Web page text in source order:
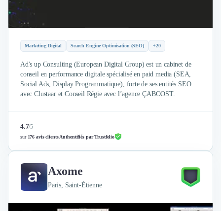
Réalité Virtuelle (VR)
Bureaux d'Entreprise
Impression
Traduction
Traiteur & Restauration
Conception & Aménagement de Bureaux
Développement à l'international
Accélérateurs et incubateurs
Autres
Réhabilitation et maintenance
Gestion Immobilière
Logiciel PropTech
Courtage en Energie
Marketing Digital Search Engine Optimisation (SEO) +20
Ad's up Consulting (European Digital Group) est un cabinet de
conseil en performance digitale spécialisé en paid media (SEA,
Social Ads, Display Programmatique), forte de ses entités SEO
avec Clustaar et Conseil Régie avec l’agence ÇABOOST.
4.7/5
sur 176 avis clients Authentifiés par Trustfolio
Axome
Paris, Saint-Étienne